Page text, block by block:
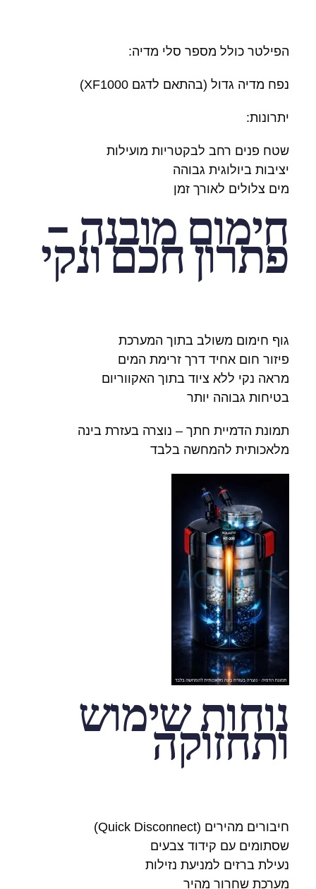
הפילטר כולל מספר סלי מדיה:
נפח מדיה גדול (בהתאם לדגם XF1000)
יתרונות:
שטח פנים רחב לבקטריות מועילות
יציבות ביולוגית גבוהה
מים צלולים לאורך זמן
חימום מובנה –
פתרון חכם ונקי
גוף חימום משולב בתוך המערכת
פיזור חום אחיד דרך זרימת המים
מראה נקי ללא ציוד בתוך האקווריום
בטיחות גבוהה יותר
תמונת הדמיית חתך – נוצרה בעזרת בינה
מלאכותית להמחשה בלבד
נוחות שימוש
ותחזוקה
חיבורים מהירים (Quick Disconnect)
שסתומים עם קידוד צבעים
נעילת ברזים למניעת נזילות
מערכת שחרור מהיר